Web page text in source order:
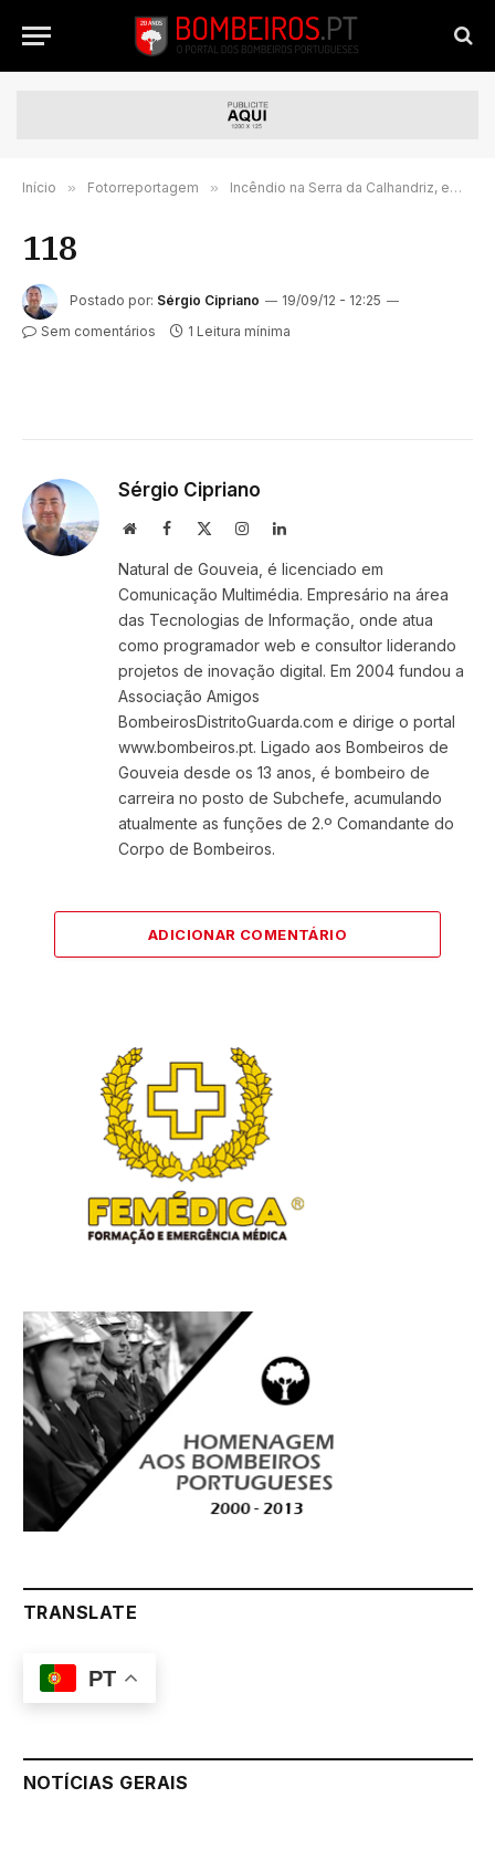
Início » Fotorreportagem » Incêndio na Serra da Calhandriz, em Alverca
118
Postado por: Sérgio Cipriano
19/09/12 - 12:25
Sem comentários
1 Leitura mínima
Sérgio Cipriano
WebsiteFacebook InstagramLinkedIn
Natural de Gouveia, é licenciado em
Comunicação Multimédia. Empresário na área
das Tecnologias de Informação, onde atua
como programador web e consultor liderando
projetos de inovação digital. Em 2004 fundou a
Associação Amigos
BombeirosDistritoGuarda.com e dirige o portal
www.bombeiros.pt. Ligado aos Bombeiros de
Gouveia desde os 13 anos, é bombeiro de
carreira no posto de Subchefe, acumulando
atualmente as funções de 2.º Comandante do
Corpo de Bombeiros.
ADICIONAR COMENTÁRIO
TRANSLATE
PT
NOTÍCIAS GERAIS